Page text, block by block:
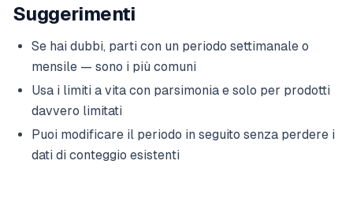
Suggerimenti
Se hai dubbi, parti con un periodo settimanale o
mensile — sono i più comuni
Usa i limiti a vita con parsimonia e solo per prodotti
davvero limitati
Puoi modificare il periodo in seguito senza perdere i
dati di conteggio esistenti